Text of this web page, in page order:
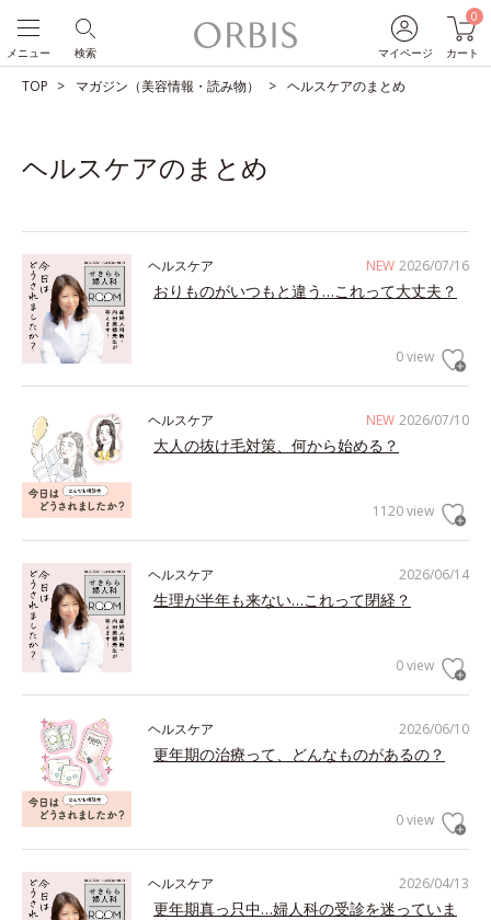
マイページ
0
カート
検索
メニュー
TOP マガジン（美容情報・読み物） ヘルスケアのまとめ
ヘルスケアのまとめ
NEW 2026/07/16
ヘルスケア
おりものがいつもと違う…これって大丈夫？
0 view
NEW 2026/07/10
ヘルスケア
大人の抜け毛対策、何から始める？
1120 view
2026/06/14
ヘルスケア
生理が半年も来ない…これって閉経？
0 view
2026/06/10
ヘルスケア
更年期の治療って、どんなものがあるの？
0 view
2026/04/13
ヘルスケア
更年期真っ只中…婦人科の受診を迷っていま